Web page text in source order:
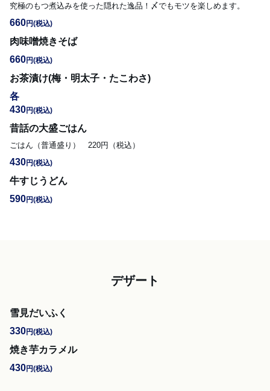
究極のもつ煮込みを使った隠れた逸品！〆でもモツを楽しめます。
660円(税込)
肉味噌焼きそば
660円(税込)
お茶漬け(梅・明太子・たこわさ)
各
430円(税込)
昔話の大盛ごはん
ごはん（普通盛り）　220円（税込）
430円(税込)
牛すじうどん
590円(税込)
デザート
雪見だいふく
330円(税込)
焼き芋カラメル
430円(税込)